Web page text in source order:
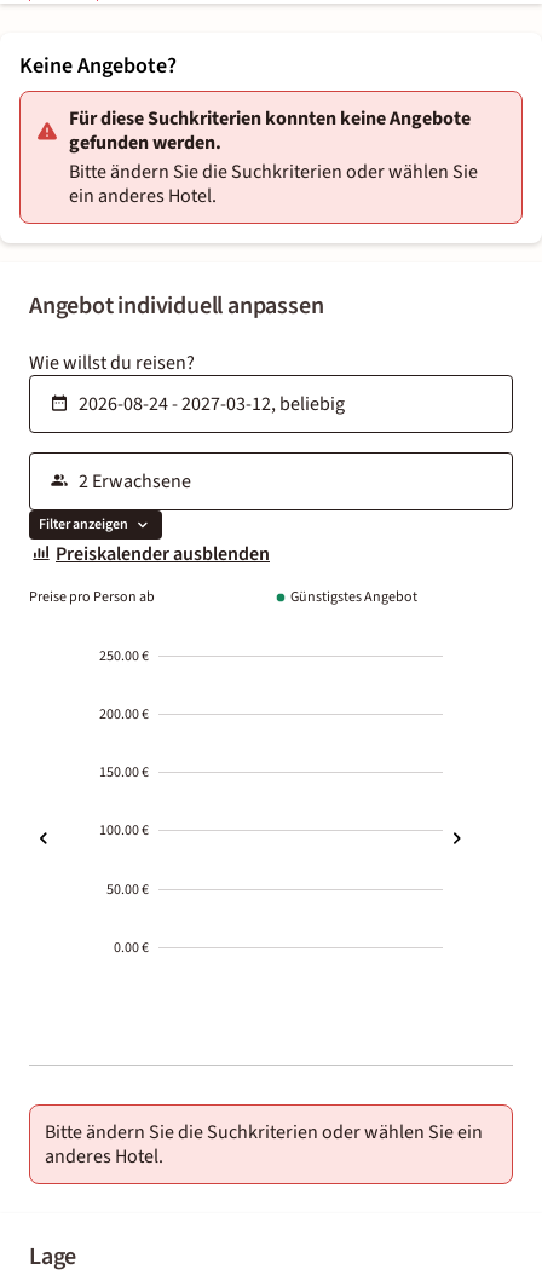
Angebot individuell anpassen
Wie willst du reisen?
Filter anzeigen
Preiskalender ausblenden
Preise pro Person ab Günstigstes Angebot
250.00 €
200.00 €
150.00 €
100.00 €
50.00 €
0.00 €
01-02
Bitte ändern Sie die Suchkriterien oder wählen Sie ein
anderes Hotel.
Lage
Keine Angebote?
Für diese Suchkriterien konnten keine Angebote
gefunden werden.
Bitte ändern Sie die Suchkriterien oder wählen Sie
ein anderes Hotel.